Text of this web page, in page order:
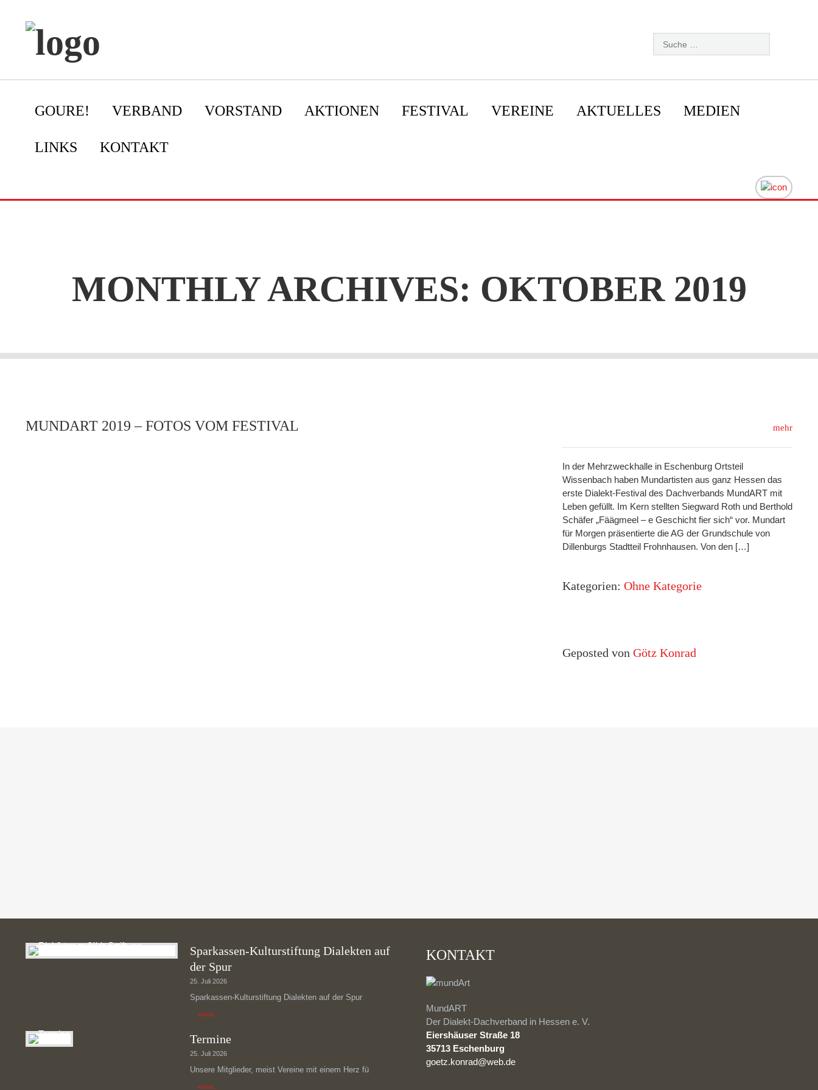
GOURE! VERBAND VORSTAND AKTIONEN FESTIVAL VEREINE AKTUELLES MEDIEN
LINKS KONTAKT
MONTHLY ARCHIVES: OKTOBER 2019
MUNDART 2019 – FOTOS VOM FESTIVAL
In der Mehrzweckhalle in Eschenburg Ortsteil
Wissenbach haben Mundartisten aus ganz Hessen das
erste Dialekt-Festival des Dachverbands MundART mit
Leben gefüllt. Im Kern stellten Siegward Roth und Berthold
Schäfer „Fäägmeel – e Geschicht fier sich“ vor. Mundart
für Morgen präsentierte die AG der Grundschule von
Dillenburgs Stadtteil Frohnhausen. Von den […]
mehr
Kategorien: Ohne Kategorie
Geposted von Götz Konrad
Sparkassen-Kulturstiftung Dialekten auf
der Spur
25. Juli 2026
Sparkassen-Kulturstiftung Dialekten auf der Spur
weiter...
Termine
25. Juli 2026
Unsere Mitglieder, meist Vereine mit einem Herz fü
weiter...
KONTAKT
MundART
Der Dialekt-Dachverband in Hessen e. V.
Eiershäuser Straße 18
35713 Eschenburg
goetz.konrad@web.de